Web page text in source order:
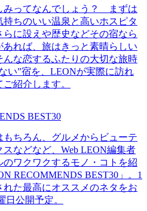
みってなんでしょう？ まずは
ちのいい温泉と高いホスピタ
らに設えや歴史などその宿なら
れば、旅はきっと素晴らしい
んな恋するふたりの大切な旅時
い”宿を、LEONが実際に訪れ
紹介します。
BEST30
ちろん、グルメからビューテ
などなど、Web LEON編集者
ワクワクするモノ・コトを紹
RECOMMENDS BEST30」。1
れた最高にオススメのネタをお
日公開予定。